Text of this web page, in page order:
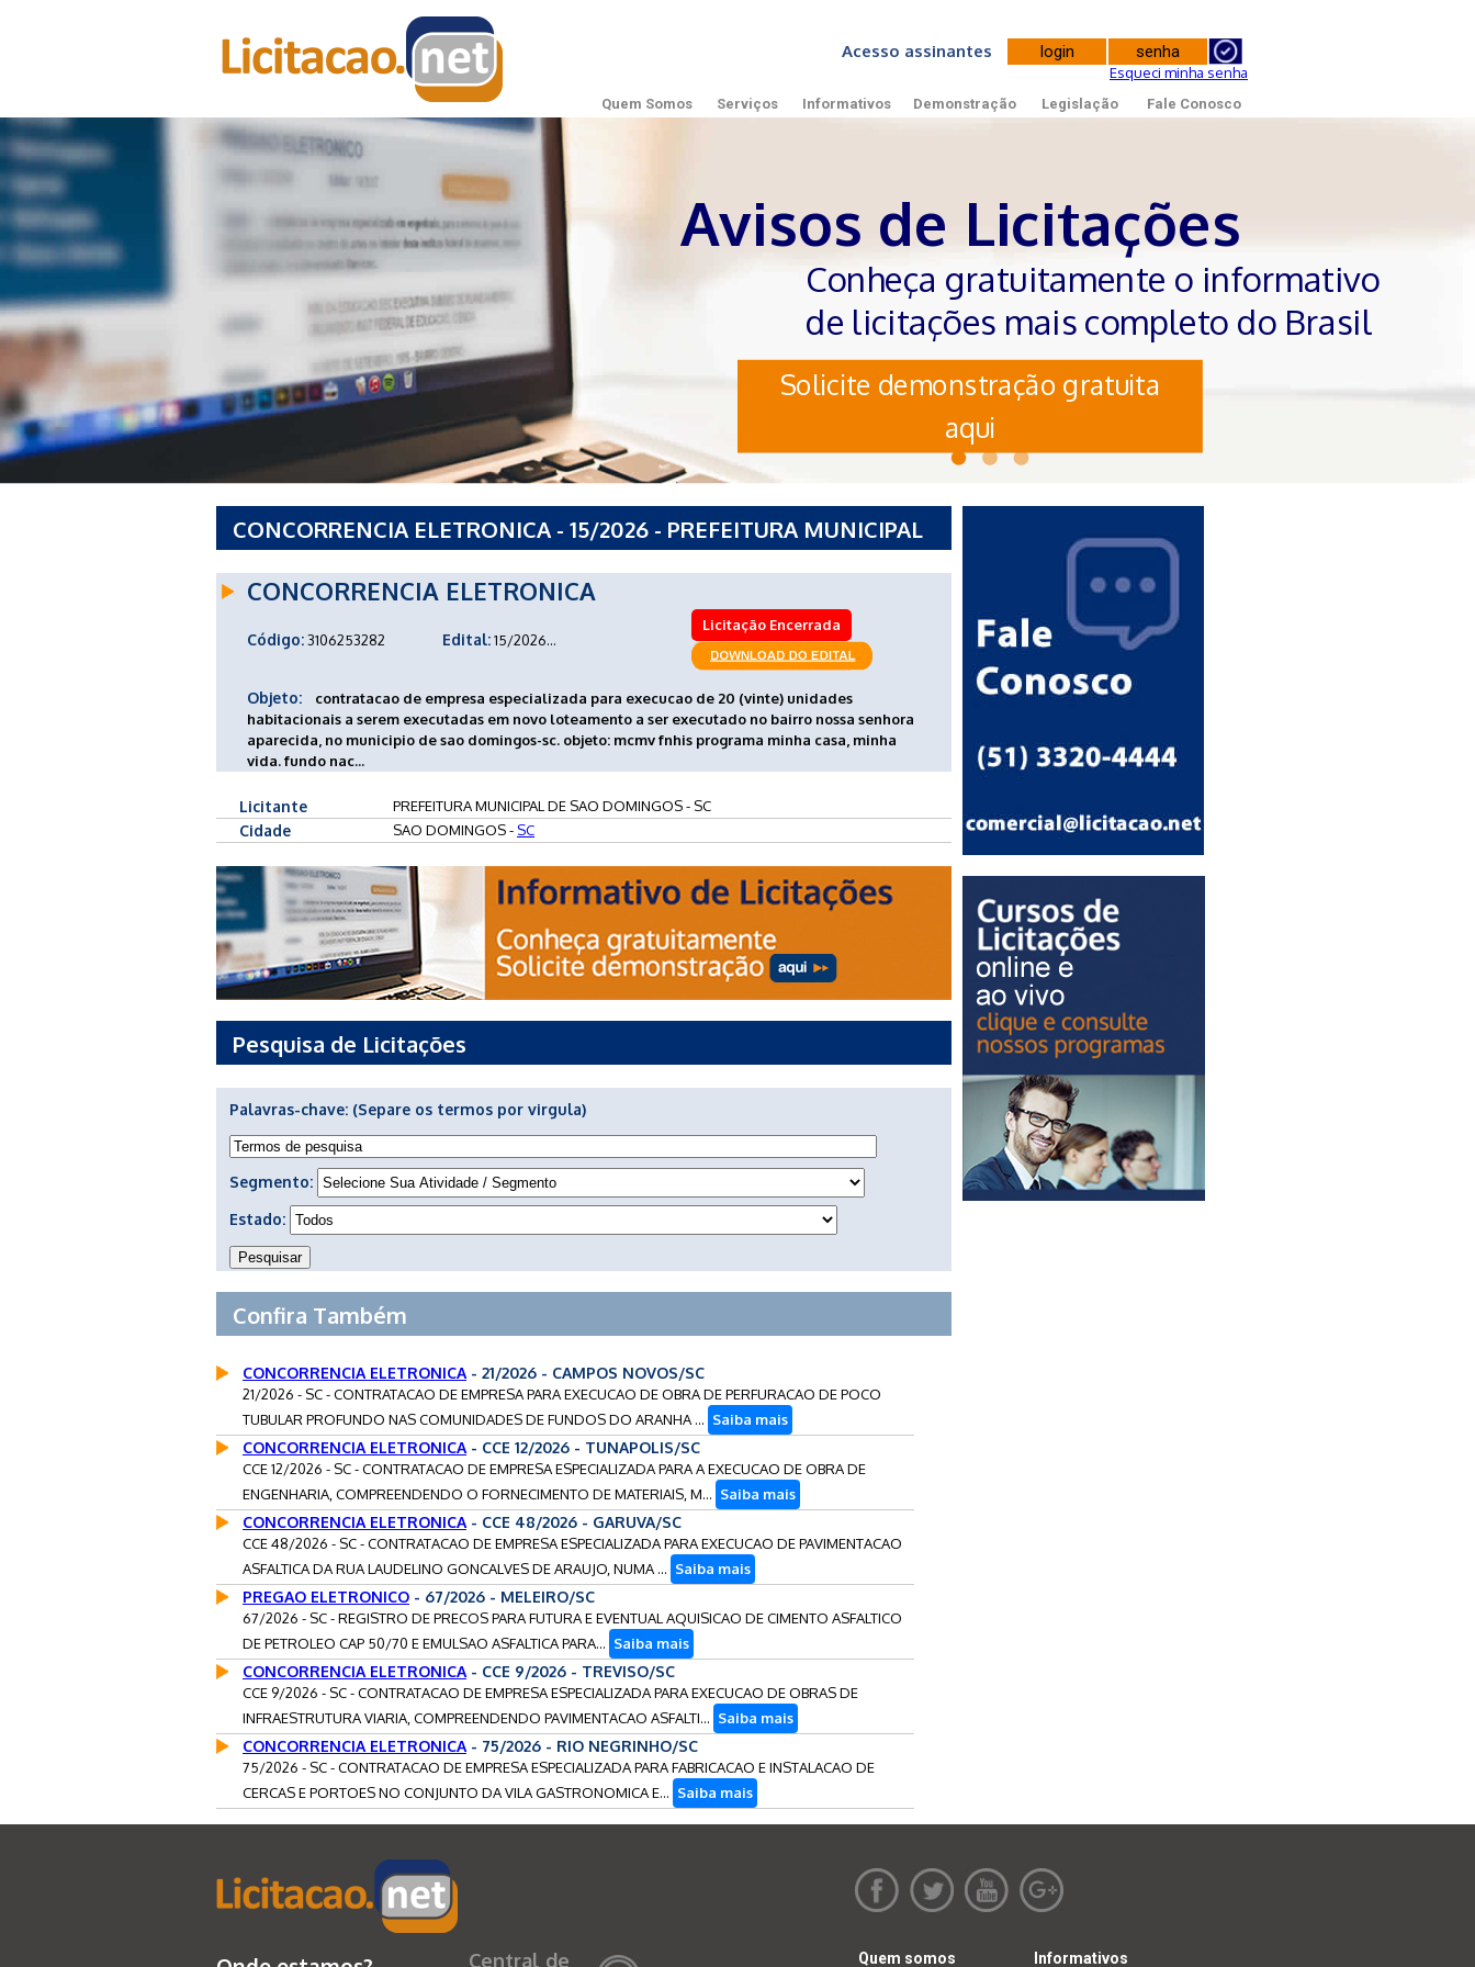
Acesso assinantes
Esqueci minha senha
Quem Somos Serviços Informativos Demonstração Legislação Fale Conosco
Avisos de Licitações
Conheça gratuitamente o informativo
de licitações mais completo do Brasil
Solicite demonstração gratuita
aqui
CONCORRENCIA ELETRONICA - 15/2026 - PREFEITURA MUNICIPAL
CONCORRENCIA ELETRONICA
Código:3106253282 Edital:15/2026...
Licitação Encerrada
Objeto:
contratacao de empresa especializada para execucao de 20 (vinte) unidades
habitacionais a serem executadas em novo loteamento a ser executado no bairro nossa senhora
aparecida, no municipio de sao domingos-sc. objeto: mcmv fnhis programa minha casa, minha
vida. fundo nac...
Licitante PREFEITURA MUNICIPAL DE SAO DOMINGOS - SC
Cidade SAO DOMINGOS - SC
Pesquisa de Licitações
Palavras-chave: (Separe os termos por virgula)
Segmento:
Estado:
Confira Também
CONCORRENCIA ELETRONICA - 21/2026 - CAMPOS NOVOS/SC
21/2026 - SC - CONTRATACAO DE EMPRESA PARA EXECUCAO DE OBRA DE PERFURACAO DE POCO
TUBULAR PROFUNDO NAS COMUNIDADES DE FUNDOS DO ARANHA ... Saiba mais
CONCORRENCIA ELETRONICA - CCE 12/2026 - TUNAPOLIS/SC
CCE 12/2026 - SC - CONTRATACAO DE EMPRESA ESPECIALIZADA PARA A EXECUCAO DE OBRA DE
ENGENHARIA, COMPREENDENDO O FORNECIMENTO DE MATERIAIS, M... Saiba mais
CONCORRENCIA ELETRONICA - CCE 48/2026 - GARUVA/SC
CCE 48/2026 - SC - CONTRATACAO DE EMPRESA ESPECIALIZADA PARA EXECUCAO DE PAVIMENTACAO
ASFALTICA DA RUA LAUDELINO GONCALVES DE ARAUJO, NUMA ... Saiba mais
PREGAO ELETRONICO - 67/2026 - MELEIRO/SC
67/2026 - SC - REGISTRO DE PRECOS PARA FUTURA E EVENTUAL AQUISICAO DE CIMENTO ASFALTICO
DE PETROLEO CAP 50/70 E EMULSAO ASFALTICA PARA... Saiba mais
CONCORRENCIA ELETRONICA - CCE 9/2026 - TREVISO/SC
CCE 9/2026 - SC - CONTRATACAO DE EMPRESA ESPECIALIZADA PARA EXECUCAO DE OBRAS DE
INFRAESTRUTURA VIARIA, COMPREENDENDO PAVIMENTACAO ASFALTI... Saiba mais
CONCORRENCIA ELETRONICA - 75/2026 - RIO NEGRINHO/SC
75/2026 - SC - CONTRATACAO DE EMPRESA ESPECIALIZADA PARA FABRICACAO E INSTALACAO DE
CERCAS E PORTOES NO CONJUNTO DA VILA GASTRONOMICA E... Saiba mais
Central de Quem somos Informativos